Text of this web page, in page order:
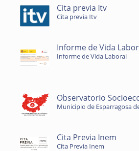
Cita previa Itv
Cita previa Itv
Informe de Vida
Informe de Vida Laboral
Observatorio
Municipio de Esparragosa
Cita Previa Inem
Cita Previa Inem